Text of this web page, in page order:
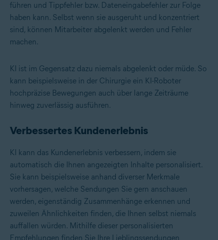
führen und Tippfehler bzw. Dateneingabefehler zur Folge
haben kann. Selbst wenn sie ausgeruht und konzentriert
sind, können Mitarbeiter abgelenkt werden und Fehler
machen.
KI ist im Gegensatz dazu niemals abgelenkt oder müde. So
kann beispielsweise in der Chirurgie ein KI-Roboter
hochpräzise Bewegungen auch über lange Zeiträume
hinweg zuverlässig ausführen.
Verbessertes Kundenerlebnis
KI kann das Kundenerlebnis verbessern, indem sie
automatisch die Ihnen angezeigten Inhalte personalisiert.
Sie kann beispielsweise anhand diverser Merkmale
vorhersagen, welche Sendungen Sie gern anschauen
werden, eigenständig Zusammenhänge erkennen und
zuweilen Ähnlichkeiten finden, die Ihnen selbst niemals
auffallen würden. Mithilfe dieser personalisierten
Empfehlungen finden Sie Ihre Lieblingssendungen